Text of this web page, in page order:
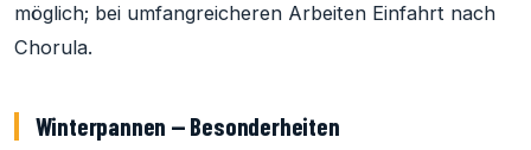
möglich; bei umfangreicheren Arbeiten Einfahrt nach
Chorula.
Winterpannen — Besonderheiten